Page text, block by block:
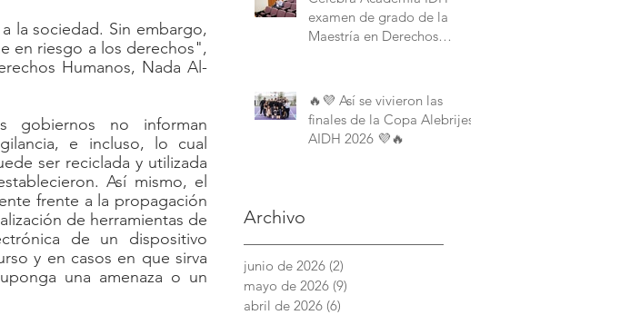
la sociedad. Sin embargo,
en riesgo a los derechos",
Humanos, Nada Al-
gobiernos no informan
e incluso, lo cual
ser reciclada y utilizada
Así mismo, el
frente a la propagación
de herramientas de
de un dispositivo
y en casos en que sirva
una amenaza o un
examen de grado de la
Maestría en Derechos
🔥💜 Así se vivieron las
finales de la Copa Alebrijes
AIDH 2026 💜🔥
Archivo
junio de 2026 (2)
mayo de 2026 (9)
abril de 2026 (6)